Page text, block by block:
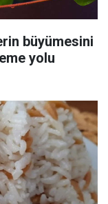
büyümesini
yolu